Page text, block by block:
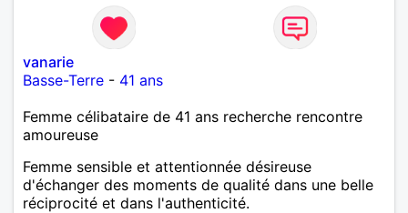
vanarie
Basse-Terre - 41 ans
Femme célibataire de 41 ans recherche rencontre
amoureuse
Femme sensible et attentionnée désireuse
d'échanger des moments de qualité dans une belle
réciprocité et dans l'authenticité.